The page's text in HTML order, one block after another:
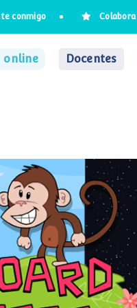
conmigo Colabora
online Docentes